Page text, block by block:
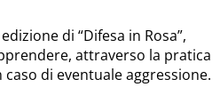
di “Difesa in Rosa”,
attraverso la pratica
di eventuale aggressione.